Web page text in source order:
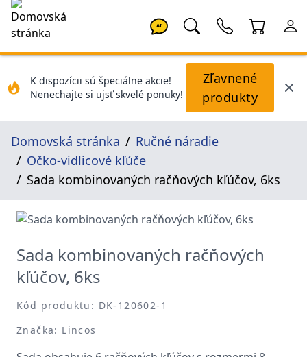
AI
K dispozícii sú špeciálne akcie!
Nenechajte si ujsť skvelé ponuky!
Zľavnené
produkty
Domovská stránka
Ručné náradie
Očko-vidlicové kľúče
Sada kombinovaných račňových kľúčov, 6ks
Sada kombinovaných račňových
kľúčov, 6ks
Kód produktu: DK-120602-1
Značka: Lincos